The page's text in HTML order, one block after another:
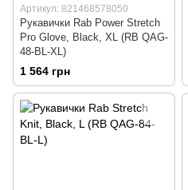
Артикул: 821468578050
Рукавички Rab Power Stretch
Pro Glove, Black, XL (RB QAG-
48-BL-XL)
1 564 грн